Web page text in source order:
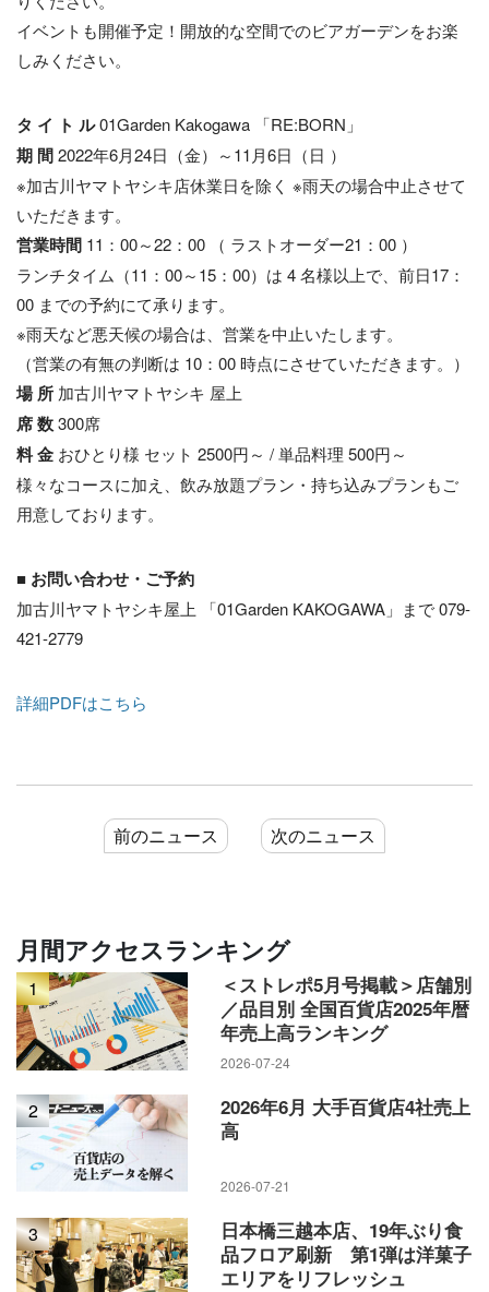
イベントも開催予定！開放的な空間でのビアガーデンをお楽
しみください。
タ イ ト ル01Garden Kakogawa 「RE:BORN」
期 間2022年6月24日（金）～11月6日（日 ）
※加古川ヤマトヤシキ店休業日を除く ※雨天の場合中止させて
いただきます。
営業時間 11：00～22：00 （ ラストオーダー21：00 ）
ランチタイム（11：00～15：00）は 4 名様以上で、前日17：
00 までの予約にて承ります。
※雨天など悪天候の場合は、営業を中止いたします。
（営業の有無の判断は 10：00 時点にさせていただきます。）
場 所 加古川ヤマトヤシキ 屋上
席 数300席
料 金 おひとり様 セット 2500円～ / 単品料理 500円～
様々なコースに加え、飲み放題プラン・持ち込みプランもご
用意しております。
■ お問い合わせ・ご予約
加古川ヤマトヤシキ屋上 「01Garden KAKOGAWA」まで 079-
421-2779
詳細PDFはこちら
前のニュース 次のニュース
月間アクセスランキング
1
＜ストレポ5月号掲載＞店舗別
／品目別 全国百貨店2025年暦
年売上高ランキング
2026-07-24
2
2026年6月 大手百貨店4社売上
高
2026-07-21
3
日本橋三越本店、19年ぶり食
品フロア刷新 第1弾は洋菓子
エリアをリフレッシュ